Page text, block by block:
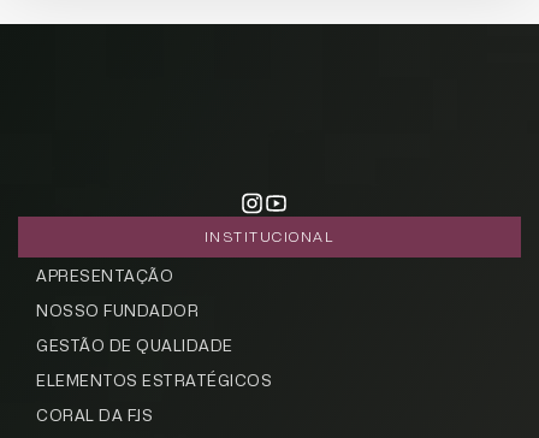
INSTITUCIONAL
APRESENTAÇÃO
NOSSO FUNDADOR
GESTÃO DE QUALIDADE
ELEMENTOS ESTRATÉGICOS
CORAL DA FJS